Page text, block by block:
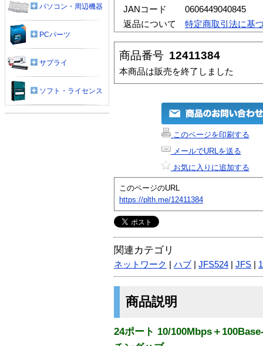
JANコード
0606449040845
返品について
特定商取引法に基
商品番号 12411384
本商品は販売を終了しました
このページを印刷する
メールでURLを送る
お気に入りに追加する
このページのURL
https://plth.me/12411384
関連カテゴリ
ネットワーク ハブ JFS524 JFS
商品説明
24ポート 10/100Mbps＋
パソコン・周辺機器
PCパーツ
サプライ
ソフト・ライセンス